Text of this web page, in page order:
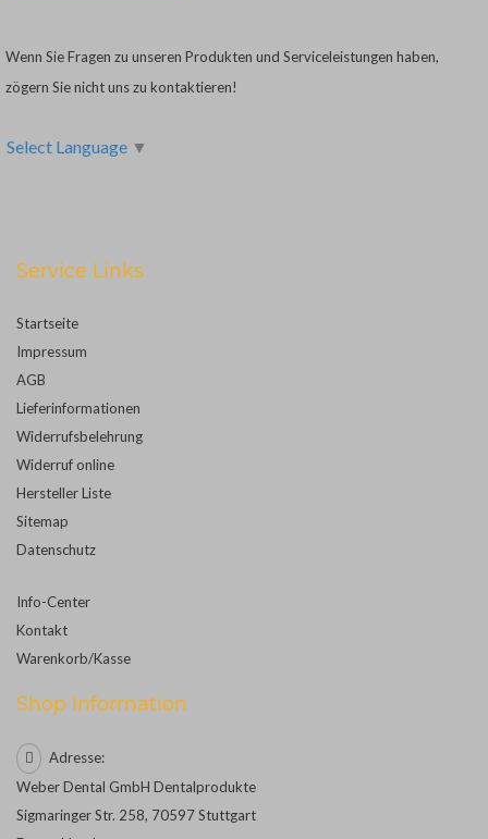
Wenn Sie Fragen zu unseren Produkten und Serviceleistungen haben,
zögern Sie nicht uns zu kontaktieren!
Select Language ▼
Service Links
Startseite
Impressum
AGB
Lieferinformationen
Widerrufsbelehrung
Widerruf online
Hersteller Liste
Sitemap
Datenschutz
Info-Center
Kontakt
Warenkorb/Kasse
Shop Information
Adresse:
Weber Dental GmbH Dentalprodukte
Sigmaringer Str. 258, 70597 Stuttgart